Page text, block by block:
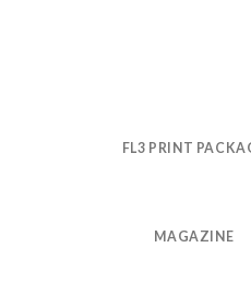
FL3 PRINT
MAGAZINE